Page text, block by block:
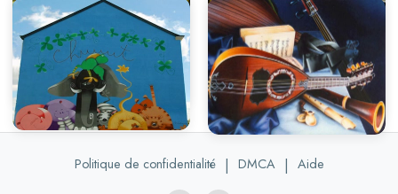
Politique de confidentialité | DMCA | Aide